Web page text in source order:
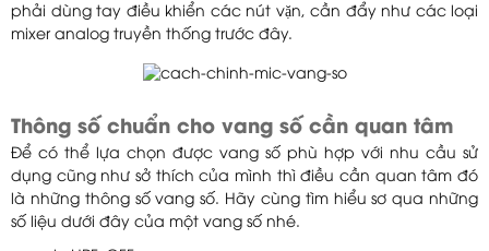
phải dùng tay điều khiển các nút vặn, cần đẩy như các loại
mixer analog truyền thống trước đây.
Thông số chuẩn cho vang số cần quan tâm
Để có thể lựa chọn được vang số phù hợp với nhu cầu sử
dụng cũng như sở thích của mình thì điều cần quan tâm đó
là những thông số vang số. Hãy cùng tìm hiểu sơ qua những
số liệu dưới đây của một vang số nhé.